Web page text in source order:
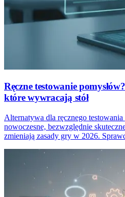
Ręczne testowanie
które wywracają stół
Alternatywa dla ręcznego
nowoczesne, bezwzględnie
zmieniają zasady gry w 2026.